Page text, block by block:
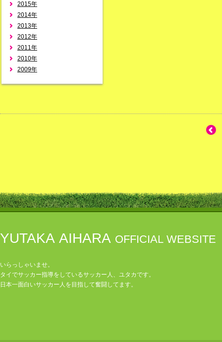
2015年
2014年
2013年
2012年
2011年
2010年
2009年
YUTAKA AIHARA OFFICIAL WEBSITE
いらっしゃいませ。
タイでサッカー指導をしているサッカー人、ユタカです。
日本一面白いサッカー人を目指して奮闘してます。